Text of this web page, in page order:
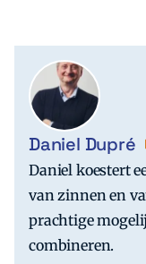
Daniel Dupré
Daniel koestert
van zinnen en
prachtige
combineren.